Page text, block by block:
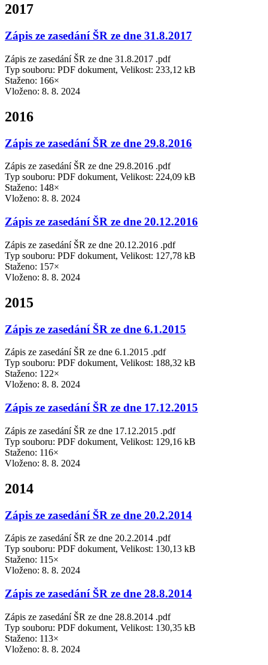
2017
Zápis ze zasedání ŠR ze dne 31.8.2017
Zápis ze zasedání ŠR ze dne 31.8.2017 .pdf
Typ souboru: PDF dokument, Velikost: 233,12 kB
Staženo: 166×
Vloženo: 8. 8. 2024
2016
Zápis ze zasedání ŠR ze dne 29.8.2016
Zápis ze zasedání ŠR ze dne 29.8.2016 .pdf
Typ souboru: PDF dokument, Velikost: 224,09 kB
Staženo: 148×
Vloženo: 8. 8. 2024
Zápis ze zasedání ŠR ze dne 20.12.2016
Zápis ze zasedání ŠR ze dne 20.12.2016 .pdf
Typ souboru: PDF dokument, Velikost: 127,78 kB
Staženo: 157×
Vloženo: 8. 8. 2024
2015
Zápis ze zasedání ŠR ze dne 6.1.2015
Zápis ze zasedání ŠR ze dne 6.1.2015 .pdf
Typ souboru: PDF dokument, Velikost: 188,32 kB
Staženo: 122×
Vloženo: 8. 8. 2024
Zápis ze zasedání ŠR ze dne 17.12.2015
Zápis ze zasedání ŠR ze dne 17.12.2015 .pdf
Typ souboru: PDF dokument, Velikost: 129,16 kB
Staženo: 116×
Vloženo: 8. 8. 2024
2014
Zápis ze zasedání ŠR ze dne 20.2.2014
Zápis ze zasedání ŠR ze dne 20.2.2014 .pdf
Typ souboru: PDF dokument, Velikost: 130,13 kB
Staženo: 115×
Vloženo: 8. 8. 2024
Zápis ze zasedání ŠR ze dne 28.8.2014
Zápis ze zasedání ŠR ze dne 28.8.2014 .pdf
Typ souboru: PDF dokument, Velikost: 130,35 kB
Staženo: 113×
Vloženo: 8. 8. 2024